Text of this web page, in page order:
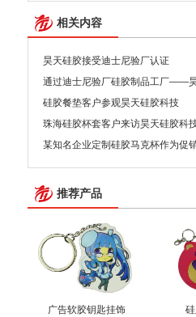
相关内容
昊天硅胶接受迪士尼验厂认证
通过迪士尼验厂硅胶制品工厂——
硅胶餐垫客户参观昊天硅胶科技
珠海硅胶杯套客户来访昊天硅胶科
某知名企业定制硅胶马克杯作为促
推荐产品
广告软胶钥匙挂饰